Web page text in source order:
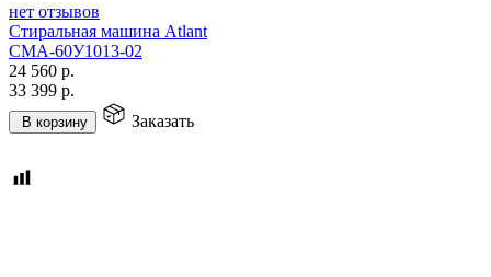
нет отзывов
Стиральная машина Atlant
СМА-60У1013-02
24 560 р.
33 399 р.
В корзину Заказать